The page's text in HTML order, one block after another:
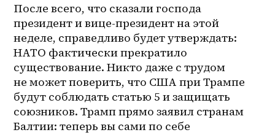
После всего, что сказали господа
президент и вице-президент на этой
неделе, справедливо будет утверждать:
НАТО фактически прекратило
существование. Никто даже с трудом
не может поверить, что США при Трампе
будут соблюдать статью 5 и защищать
союзников. Трамп прямо заявил странам
Балтии: теперь вы сами по себе